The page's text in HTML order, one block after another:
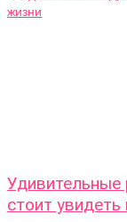
Удивительные
стоит